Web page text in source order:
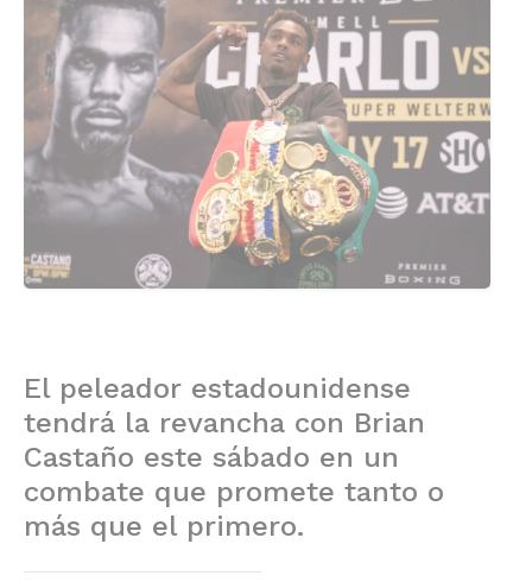
El peleador estadounidense
tendrá la revancha con Brian
Castaño este sábado en un
combate que promete tanto o
más que el primero.